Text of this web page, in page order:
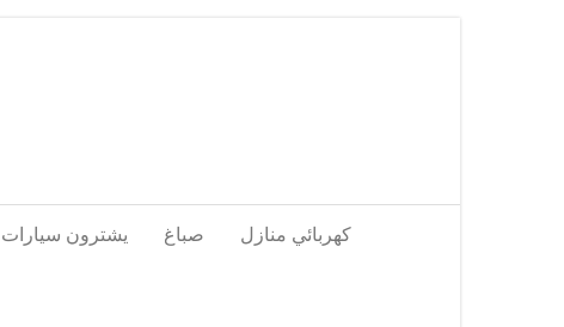
يشترون سيارات صباغ كهربائي منازل